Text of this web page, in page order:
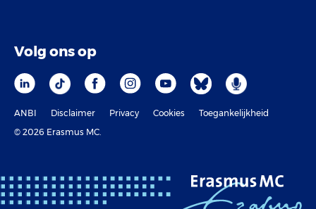
Volg ons op
ANBI Disclaimer Privacy Cookies
Toegankelijkheid
© 2026 Erasmus MC.